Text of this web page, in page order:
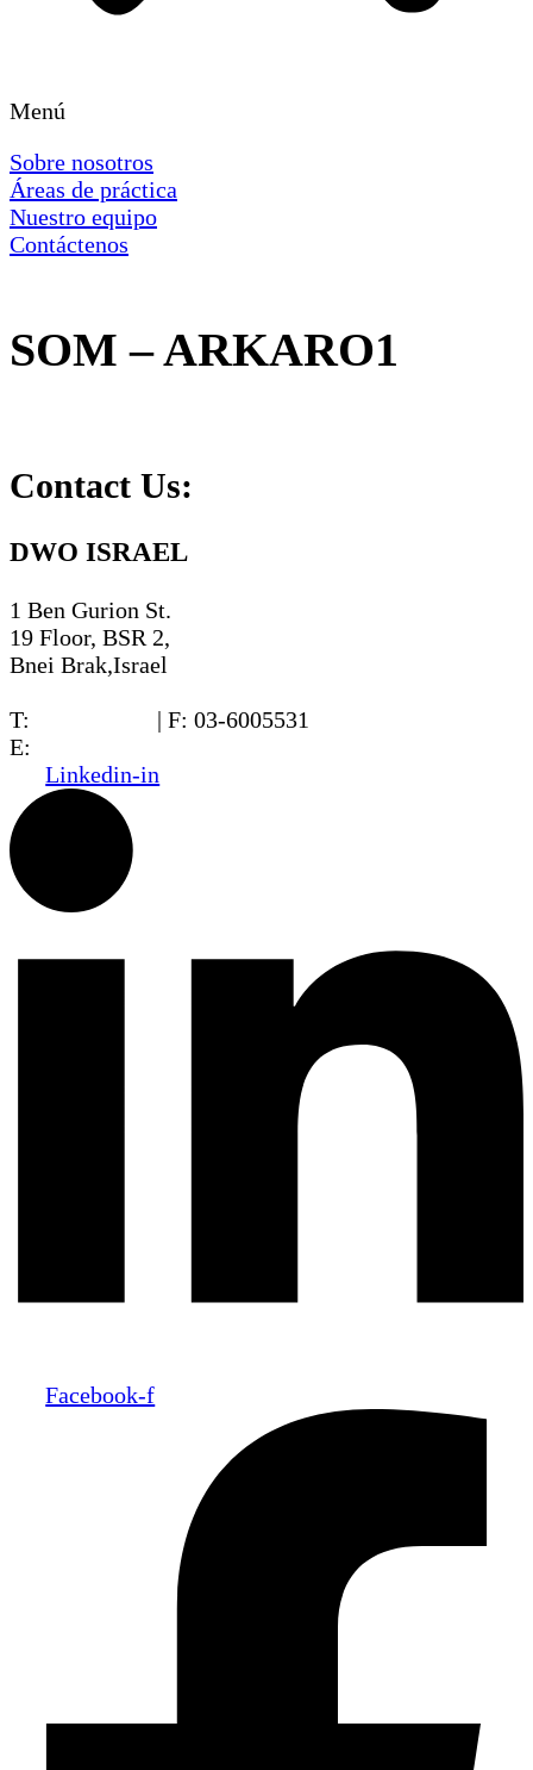
Menú
Sobre nosotros
Áreas de práctica
Nuestro equipo
Contáctenos
SOM – ARKARO1
Contact Us:
DWO ISRAEL
1 Ben Gurion St.
19 Floor, BSR 2,
Bnei Brak,Israel
T:
| F: 03-6005531
E:
Linkedin-in
Facebook-f